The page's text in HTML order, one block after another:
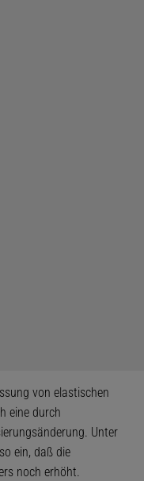
von elastischen
eine durch
Unter
so ein, daß die
noch erhöht.